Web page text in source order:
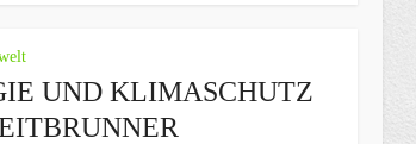
UND KLIMASCHUTZ